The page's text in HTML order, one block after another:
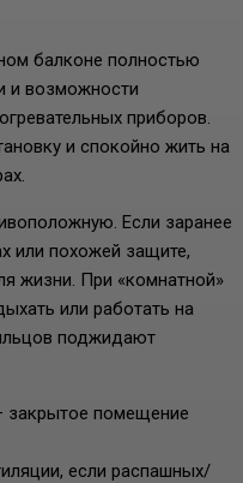
балконе полностью
и возможности
приборов.
и спокойно жить на
Если заранее
или похожей защите,
жизни. При «комнатной»
или работать на
поджидают
закрытое помещение
если распашных/